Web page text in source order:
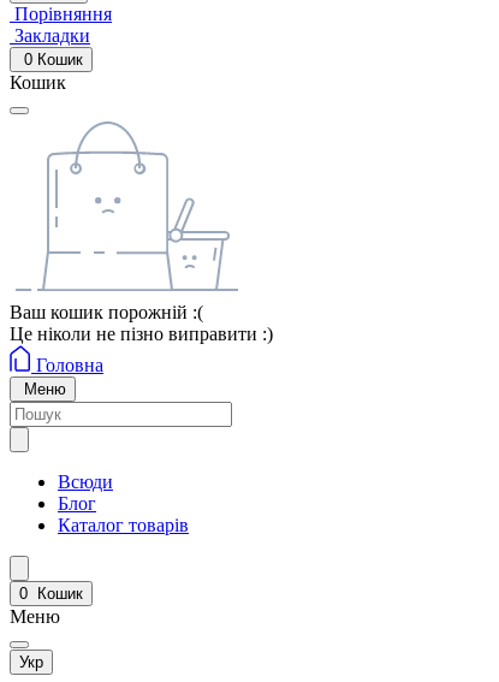
Порівняння
Закладки
0 Кошик
Кошик
Ваш кошик порожній :(
Це ніколи не пізно виправити :)
Головна
Меню
Всюди
Блог
Каталог товарів
0 Кошик
Меню
Укр